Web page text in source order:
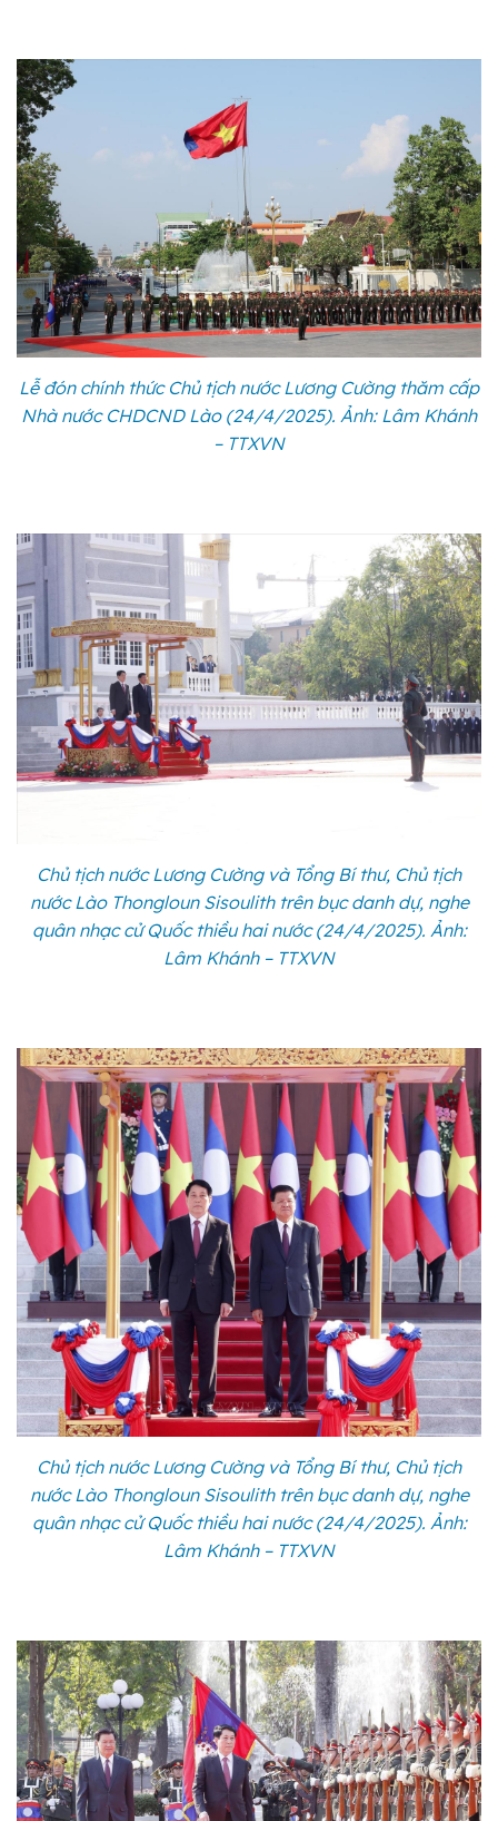
Lễ đón chính thức Chủ tịch nước Lương Cường thăm cấp
Nhà nước CHDCND Lào (24/4/2025). Ảnh: Lâm Khánh
– TTXVN
Chủ tịch nước Lương Cường và Tổng Bí thư, Chủ tịch
nước Lào Thongloun Sisoulith trên bục danh dự, nghe
quân nhạc cử Quốc thiều hai nước (24/4/2025). Ảnh:
Lâm Khánh – TTXVN
Chủ tịch nước Lương Cường và Tổng Bí thư, Chủ tịch
nước Lào Thongloun Sisoulith trên bục danh dự, nghe
quân nhạc cử Quốc thiều hai nước (24/4/2025). Ảnh:
Lâm Khánh – TTXVN